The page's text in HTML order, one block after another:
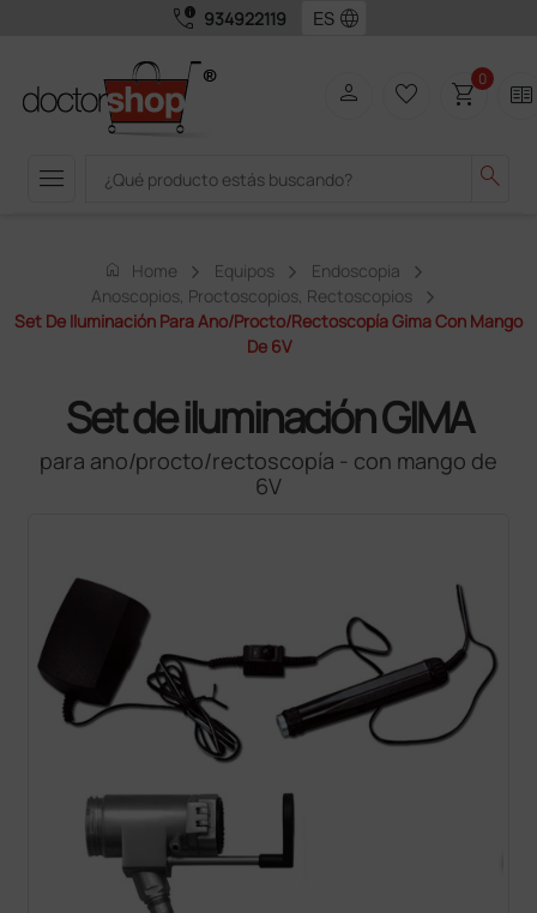
call_quality 934922119 language
menu search
person favorite_border shopping_cart0 two_pager
home Home Equipos
Endoscopia
Anoscopios, Proctoscopios, Rectoscopios
Set De Iluminación Para Ano/procto/rectoscopía Gima Con Mango
De 6V
Set de iluminación GIMA
para ano/procto/rectoscopía - con mango de
6V